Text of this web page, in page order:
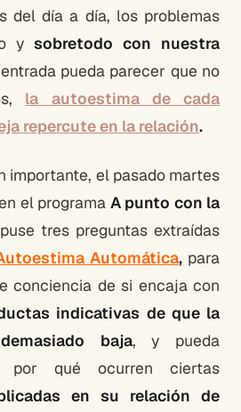
del día a día, los problemas
y sobretodo con nuestra
pueda parecer que no
la autoestima de cada
repercute en la relación.
importante, el pasado martes
el programa A punto con la
tres preguntas extraídas
Automática, para
conciencia de si encaja con
indicativas de que la
baja, y pueda
por qué ocurren ciertas
en su relación de